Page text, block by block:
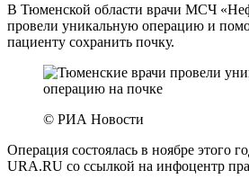
В Тюменской области врачи МСЧ
провели уникальную операцию и
пациенту сохранить почку.
© РИА Новости
Операция состоялась в ноябре этого
URA.RU со ссылкой на инфоцентр